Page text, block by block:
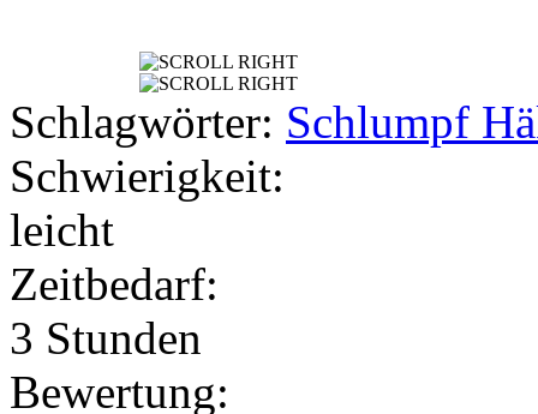
Schlagwörter: Schlumpf
Schwierigkeit:
leicht
Zeitbedarf:
3 Stunden
Bewertung: